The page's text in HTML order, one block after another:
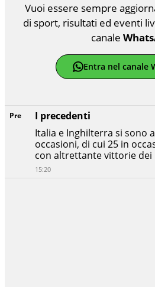
Pre
I precedenti
Italia e Inghilterra si sono
occasioni, di cui 25 in
con altrettante vittorie dei
15:20
Vuoi essere sempre
di sport, risultati ed eventi
canale
Entra nel canale